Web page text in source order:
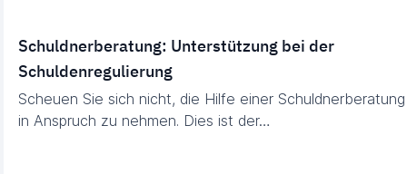
Schuldnerberatung: Unterstützung bei der
Schuldenregulierung
Scheuen Sie sich nicht, die Hilfe einer Schuldnerberatung
in Anspruch zu nehmen. Dies ist der…